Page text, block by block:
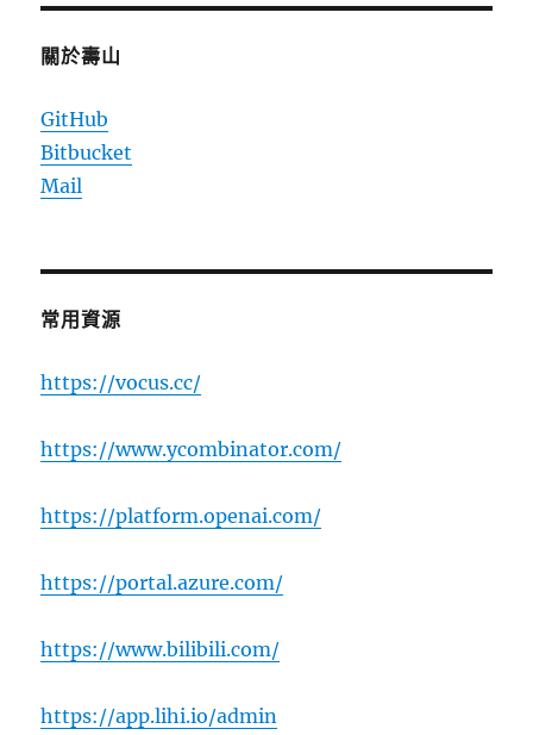
關於壽山
GitHub
Bitbucket
Mail
常用資源
https://vocus.cc/
https://www.ycombinator.com/
https://platform.openai.com/
https://portal.azure.com/
https://www.bilibili.com/
https://app.lihi.io/admin